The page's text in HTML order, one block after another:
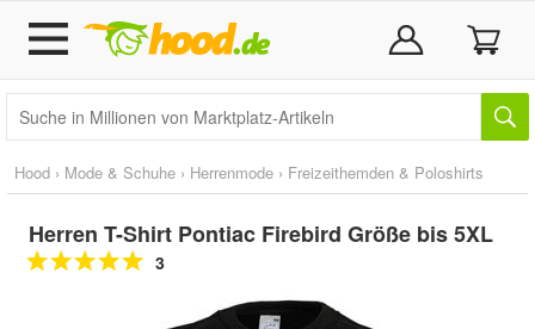
Hood › Mode & Schuhe › Herrenmode › Freizeithemden & Poloshirts
Herren T-Shirt Pontiac Firebird Größe bis 5XL
3